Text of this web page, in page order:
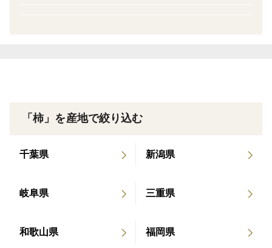
そのまま食べる他にもカットしてサラダなどのアクセン
ムチーズやブルーチーズと合わせてお酒のおつまみにも
「柿」を産地で絞り込む
千葉県 新潟県
岐阜県 三重県
和歌山県 福岡県